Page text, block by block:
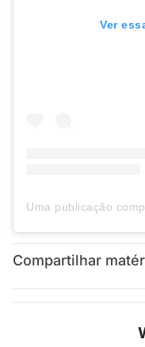
Ver
Compartilhar